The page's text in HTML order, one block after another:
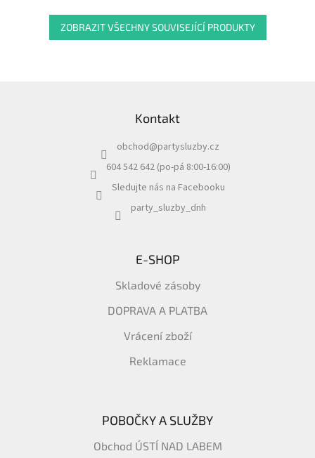
ZOBRAZIT VŠECHNY SOUVISEJÍCÍ PRODUKTY
Kontakt
obchod@partysluzby.cz
604 542 642 (po-pá 8:00-16:00)
Sledujte nás na Facebooku
party_sluzby_dnh
E-SHOP
Skladové zásoby
DOPRAVA A PLATBA
Vrácení zboží
Reklamace
POBOČKY A SLUŽBY
Obchod ÚSTÍ NAD LABEM